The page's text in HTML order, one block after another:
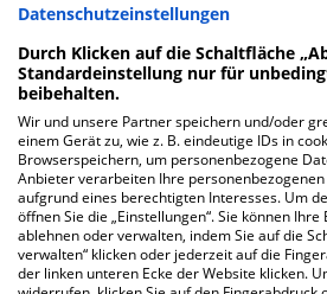
Start Für die Klinik
Herzlich Willkommen
MEDINOS Kliniken des
der Neustadter Straße 61 ist ein
Sonneberg. Mit einer Kapazität
in den spezialisierten
8.716 medizinische Fälle
Datenschutzeinstellungen
Durch Klicken auf die Schaltfläche
Standardeinstellung nur für
beibehalten.
Wir und unsere Partner speichern und/oder
einem Gerät zu, wie z. B. eindeutige IDs in
Browserspeichern, um personenbezogene
Anbieter verarbeiten Ihre
aufgrund eines berechtigten Interesses. Um
öffnen Sie die „Einstellungen“. Sie können
ablehnen oder verwalten, indem Sie auf die
verwalten“ klicken oder jederzeit auf die
der linken unteren Ecke der Website klicken.